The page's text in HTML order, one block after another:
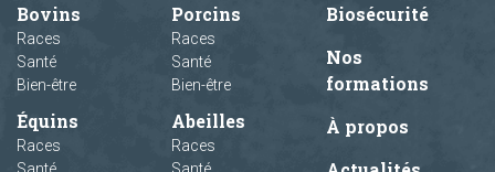
Bovins
Races
Santé
Bien-être
Équins
Races
Porcins
Races
Santé
Bien-être
Abeilles
Races
Biosécurité
Nos
formations
À propos